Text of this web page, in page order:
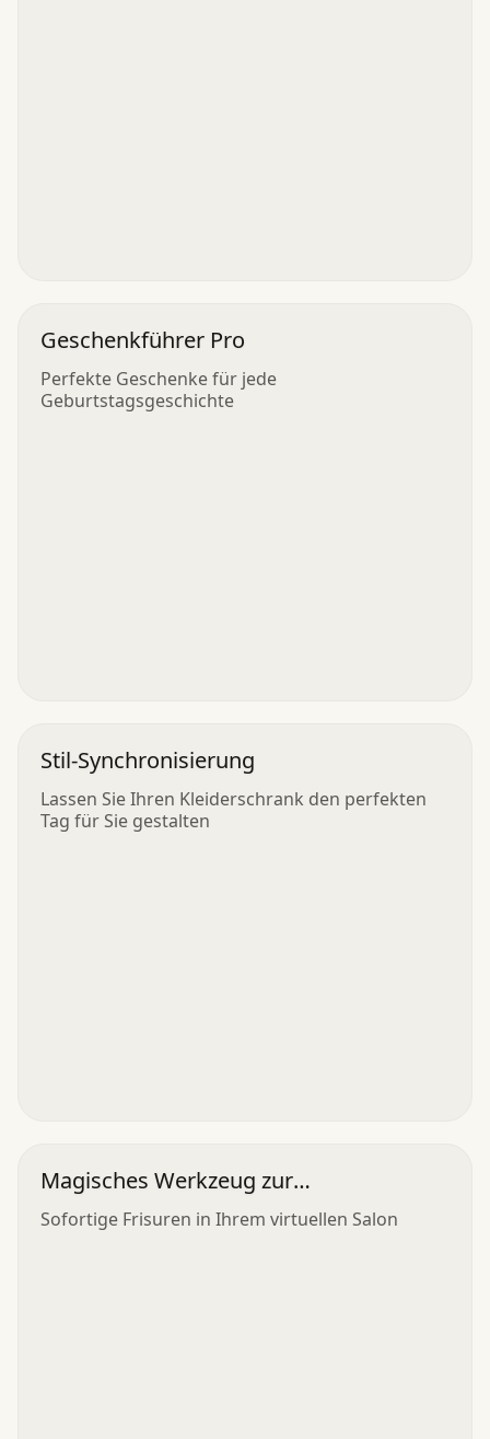
Geschenkführer Pro
Perfekte Geschenke für jede
Geburtstagsgeschichte
Stil-Synchronisierung
Lassen Sie Ihren Kleiderschrank den perfekten
Tag für Sie gestalten
Magisches Werkzeug zur
Haarrenovierung
Sofortige Frisuren in Ihrem virtuellen Salon